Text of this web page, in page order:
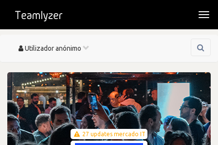
Toggle
Utilizador anónimo
27 updates mercado IT